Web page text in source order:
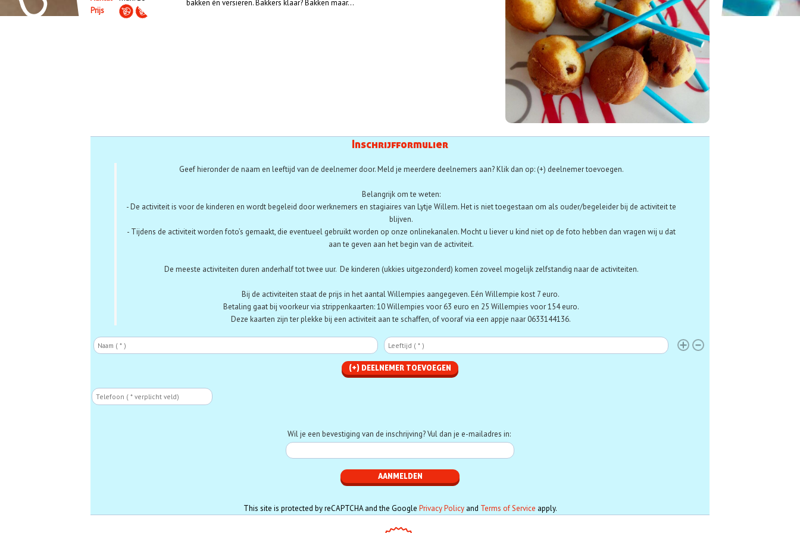
bakken én versieren. Bakkers klaar? Bakken maar...
Prijs
Inschrijfformulier
Geef hieronder de naam en leeftijd van de deelnemer door. Meld je meerdere deelnemers aan? Klik dan op: (+) deelnemer toevoegen.
Belangrijk om te weten:
- De activiteit is voor de kinderen en wordt begeleid door werknemers en stagiaires van Lytje Willem. Het is niet toegestaan om als ouder/begeleider bij de activiteit te
blijven.
- Tijdens de activiteit worden foto’s gemaakt, die eventueel gebruikt worden op onze onlinekanalen. Mocht u liever u kind niet op de foto hebben dan vragen wij u dat
aan te geven aan het begin van de activiteit.
De meeste activiteiten duren anderhalf tot twee uur. De kinderen (ukkies uitgezonderd) komen zoveel mogelijk zelfstandig naar de activiteiten.
Bij de activiteiten staat de prijs in het aantal Willempies aangegeven. Eén Willempie kost 7 euro.
Betaling gaat bij voorkeur via strippenkaarten:10 Willempies voor 63 euro en 25 Willempies voor 154 euro.
Deze kaarten zijn ter plekke bij een activiteit aan te schaffen, of vooraf via een appje naar 0633144136.
Deelnemer
Phone
Wil je een bevestiging van de inschrijving? Vul dan je e-mailadres in:
This site is protected by reCAPTCHA and the Google Privacy Policyand Terms of Service apply.